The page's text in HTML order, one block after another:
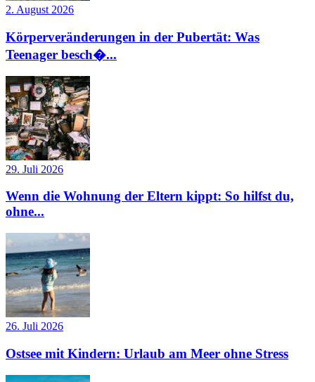
2. August 2026
Körperveränderungen in der Pubertät: Was
Teenager besch�...
29. Juli 2026
Wenn die Wohnung der Eltern kippt: So hilfst du,
ohne...
26. Juli 2026
Ostsee mit Kindern: Urlaub am Meer ohne Stress